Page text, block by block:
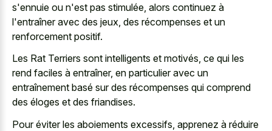
s'ennuie ou n'est pas stimulée, alors continuez à
l'entraîner avec des jeux, des récompenses et un
renforcement positif.
Les Rat Terriers sont intelligents et motivés, ce qui les
rend faciles à entraîner, en particulier avec un
entraînement basé sur des récompenses qui comprend
des éloges et des friandises.
Pour éviter les aboiements excessifs, apprenez à réduire